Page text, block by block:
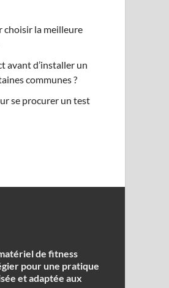
choisir la meilleure
avant d’installer un
communes ?
se procurer un test
de fitness
pour une pratique
et adaptée aux